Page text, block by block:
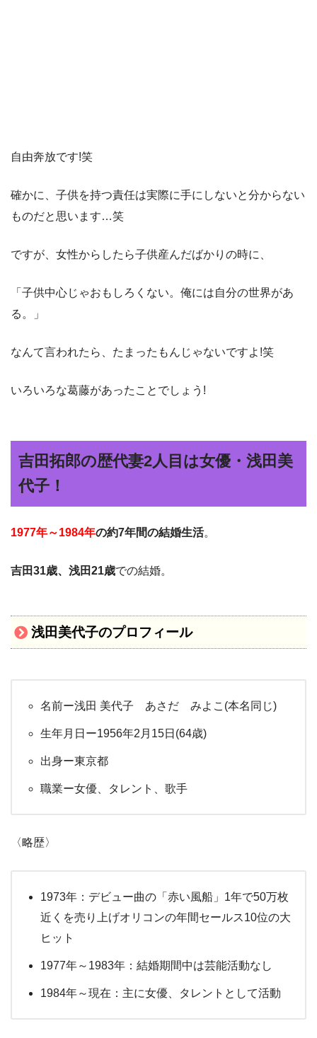
自由奔放です!笑
確かに、子供を持つ責任は実際に手にしないと分からない
ものだと思います…笑
ですが、女性からしたら子供産んだばかりの時に、
「子供中心じゃおもしろくない。俺には自分の世界があ
る。」
なんて言われたら、たまったもんじゃないですよ!笑
いろいろな葛藤があったことでしょう!
吉田拓郎の歴代妻2人目は女優・浅田美
代子！
1977年～1984年の約7年間の結婚生活。
吉田31歳、浅田21歳での結婚。
浅田美代子のプロフィール
名前ー浅田 美代子 あさだ みよこ(本名同じ)
生年月日ー1956年2月15日(64歳)
出身ー東京都
職業ー女優、タレント、歌手
〈略歴〉
1973年：デビュー曲の「赤い風船」1年で50万枚
近くを売り上げオリコンの年間セールス10位の大
ヒット
1977年～1983年：結婚期間中は芸能活動なし
1984年～現在：主に女優、タレントとして活動